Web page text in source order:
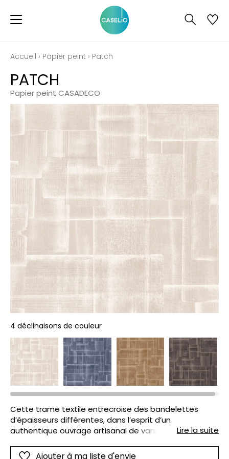
Accueil › Papier peint › Patch
PATCH
Papier peint CASADECO
4 déclinaisons de couleur
Cette trame textile entrecroise des bandelettes
d’épaisseurs différentes, dans l’esprit d’un
authentique ouvrage artisanal de vannerie stylisé.
intensités lumineuses pour obtenir un camaïeu subtil
Lire la suite
Ajouter à ma liste d'envie